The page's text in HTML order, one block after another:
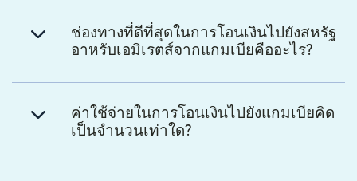
ช่องทางที่ดีที่สุดในการโอนเงินไปยังสหรัฐ
อาหรับเอมิเรตส์จากแกมเบียคืออะไร?
ค่าใช้จ่ายในการโอนเงินไปยังแกมเบียคิด
เป็นจำนวนเท่าใด?